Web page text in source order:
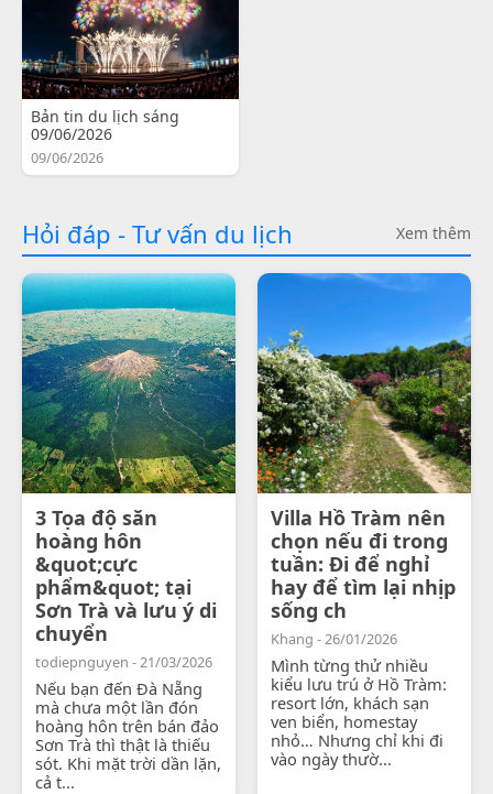
Bản tin du lịch sáng
09/06/2026
09/06/2026
Hỏi đáp - Tư vấn du lịch Xem thêm
3 Tọa độ săn
hoàng hôn
&quot;cực
phẩm&quot; tại
Sơn Trà và lưu ý di
chuyển
todiepnguyen - 21/03/2026
Nếu bạn đến Đà Nẵng
mà chưa một lần đón
hoàng hôn trên bán đảo
Sơn Trà thì thật là thiếu
sót. Khi mặt trời dần lặn,
cả t...
Villa Hồ Tràm nên
chọn nếu đi trong
tuần: Đi để nghỉ
hay để tìm lại nhịp
sống ch
Khang - 26/01/2026
Mình từng thử nhiều
kiểu lưu trú ở Hồ Tràm:
resort lớn, khách sạn
ven biển, homestay
nhỏ… Nhưng chỉ khi đi
vào ngày thườ...